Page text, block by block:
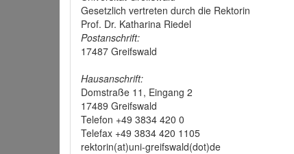
Gesetzlich vertreten durch die Rektorin
Prof. Dr. Katharina Riedel
Postanschrift:
17487 Greifswald
Hausanschrift:
Domstraße 11, Eingang 2
17489 Greifswald
Telefon +49 3834 420 0
Telefax +49 3834 420 1105
rektorin(at)uni-greifswald(dot)de